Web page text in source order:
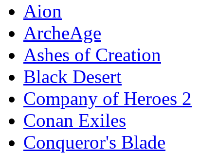
Aion
ArcheAge
Ashes of Creation
Black Desert
Company of Heroes 2
Conan Exiles
Conqueror's Blade